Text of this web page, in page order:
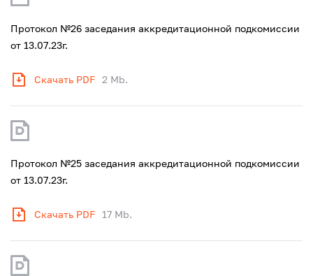
Протокол №26 заседания аккредитационной подкомиссии
от 13.07.23г.
Скачать PDF 2 Mb.
Протокол №25 заседания аккредитационной подкомиссии
от 13.07.23г.
Скачать PDF 17 Mb.